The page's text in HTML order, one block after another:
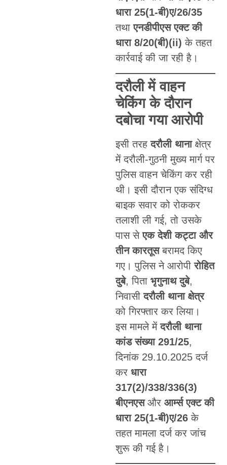
धारा 25(1-बी)ए/26/35
तथाएनडीपीएस एक्ट की
धारा 8/20(बी)(ii) के तहत
कार्रवाई की जा रही है।
दरौली में वाहन
चेकिंग के दौरान
दबोचा गया आरोपी
इसी तरहदरौली थानाक्षेत्र
में दरौली-गुठनी मुख्य मार्ग पर
पुलिस वाहन चेकिंग कर रही
थी। इसी दौरान एक संदिग्ध
बाइक सवार को रोककर
तलाशी ली गई, तो उसके
पास सेएक देशी कट्टा और
तीन कारतूसबरामद किए
गए। पुलिस ने आरोपीरोहित
दुबे, पिता भृगुनाथ दुबे,
निवासीदरौली थाना क्षेत्र
को गिरफ्तार कर लिया।
इस मामले मेंदरौली थाना
कांड संख्या 291/25,
दिनांक 29.10.2025 दर्ज
कर धारा
317(2)/338/336(3)
बीएनएसऔर आर्म्स एक्ट की
धारा 25(1-बी)ए/26के
तहत मामला दर्ज कर जांच
शुरू की गई है।